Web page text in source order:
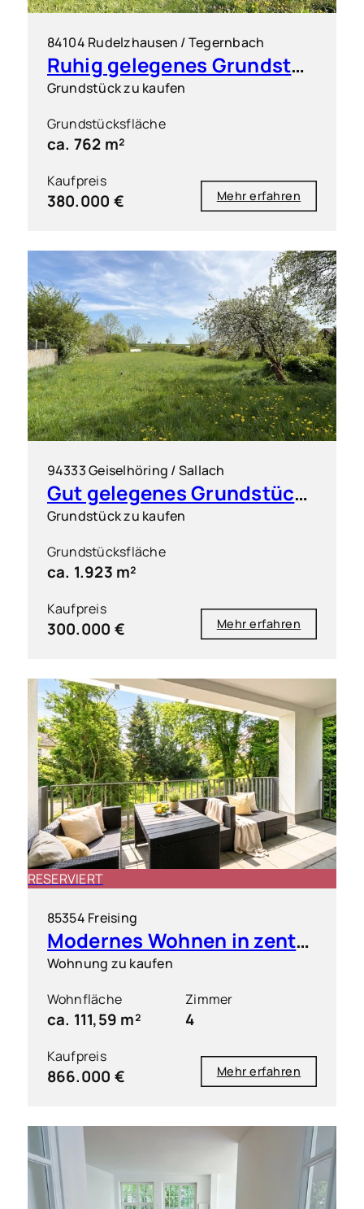
84104 Rudelzhausen / Tegernbach
Ruhig gelegenes Grundstück für einen Dreispänner
Grundstück zu kaufen
Grundstücksfläche
ca. 762 m²
Kaufpreis
380.000 € Mehr erfahren
94333 Geiselhöring / Sallach
Gut gelegenes Grundstück für flexible Bebauung
Grundstück zu kaufen
Grundstücksfläche
ca. 1.923 m²
Kaufpreis
300.000 € Mehr erfahren
RESERVIERT
85354 Freising
Modernes Wohnen in zentraler Bestlage von Freising inkl. 2 TG-Stellplätze
Wohnung zu kaufen
Wohnfläche
ca. 111,59 m²
Zimmer
4
Kaufpreis
866.000 € Mehr erfahren